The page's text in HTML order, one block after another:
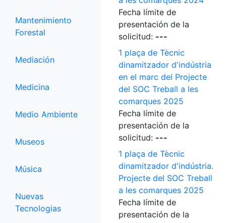
Mantenimiento
Forestal
Mediación
Medicina
Medio Ambiente
Museos
Música
Nuevas
Tecnologias
Fecha límite de
presentación de la
solicitud: ---
1 plaça de Tècnic
dinamitzador d'indústria
en el marc del Projecte
del SOC Treball a les
comarques 2025
Fecha límite de
presentación de la
solicitud: ---
1 plaça de Tècnic
dinamitzador d'indústria.
Projecte del SOC Treball
a les comarques 2025
Fecha límite de
presentación de la